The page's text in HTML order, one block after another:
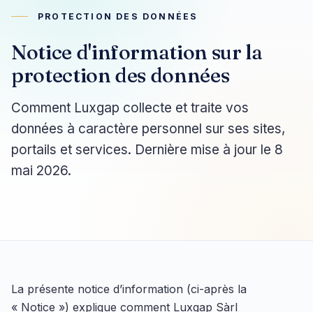
PROTECTION DES DONNÉES
Notice d'information sur la
protection des données
Comment Luxgap collecte et traite vos
données à caractère personnel sur ses sites,
portails et services. Dernière mise à jour le 8
mai 2026.
La présente notice d’information (ci-après la
« Notice ») explique comment Luxgap Sàrl